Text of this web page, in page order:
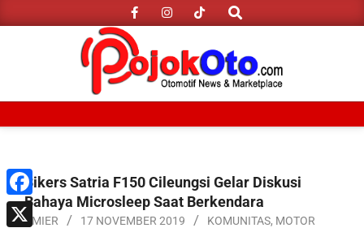
to
Search
MenuBikers Satria F150 Cileungsi Gelar Diskusi
Bahaya Microsleep Saat Berkendara
AMIER 17 NOVEMBER 2019 KOMUNITAS, MOTOR
Facebook